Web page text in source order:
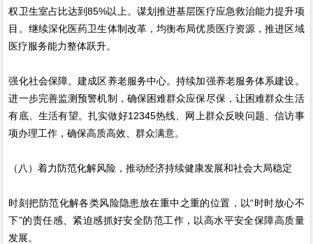
权卫生室占比达到85%以上。谋划推进基层医疗应急救治能力提升项
目。继续深化医药卫生体制改革，均衡布局优质医疗资源，推进区域
医疗服务能力整体跃升。
强化社会保障。建成区养老服务中心。持续加强养老服务体系建设。
进一步完善监测预警机制，确保困难群众应保尽保，让困难群众生活
有底、生活有望。扎实做好12345热线、网上群众反映问题、信访事
项办理工作，确保高质高效、群众满意。
（八）着力防范化解风险，推动经济持续健康发展和社会大局稳定
时刻把防范化解各类风险隐患放在重中之重的位置，以“时时放心不
下”的责任感、紧迫感抓好安全防范工作，以高水平安全保障高质量
发展。